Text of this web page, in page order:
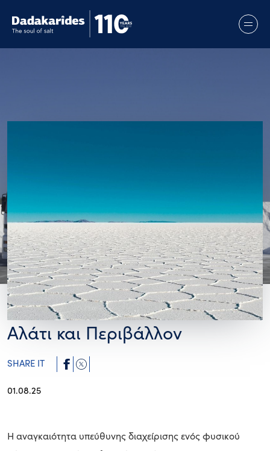
Αλάτι και Περιβάλλον
SHARE IT
01.08.25
Η αναγκαιότητα υπεύθυνης διαχείρισης ενός φυσικού